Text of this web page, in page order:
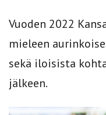
Vuoden 2022
mieleen
sekä iloisista
jälkeen.